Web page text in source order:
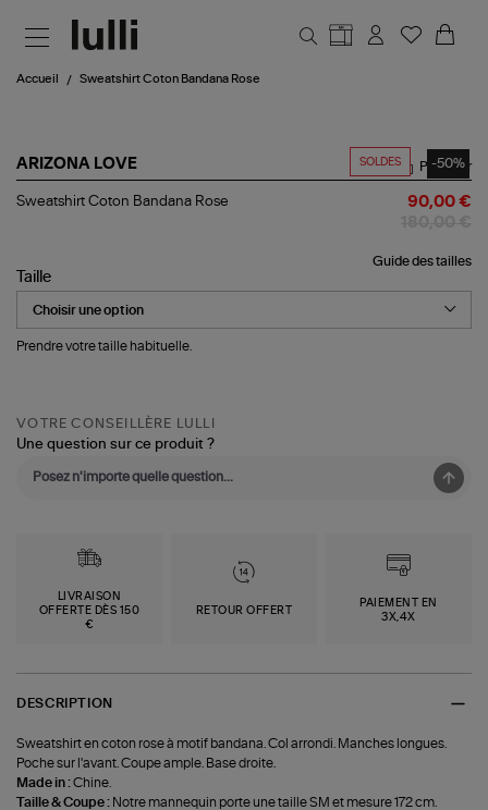
Accueil Sweatshirt Coton Bandana Rose
SOLDES -50%
ARIZONA LOVE
Sweatshirt
Partager
Sweatshirt Coton Bandana Rose 90,00 €
Guide des tailles
Taille
Prendre votre taille habituelle.
VOTRE CONSEILLÈRE LULLI
Une question sur ce produit ?
LIVRAISON
OFFERTE DÈS 150
€
RETOUR OFFERT
PAIEMENT EN
3X,4X
DESCRIPTION
Sweatshirt en coton rose à motif bandana. Col arrondi. Manches longues.
Poche sur l'avant. Coupe ample. Base droite.
Made in :Chine.
Taille & Coupe : Notre mannequin porte une taille SM et mesure 172 cm.